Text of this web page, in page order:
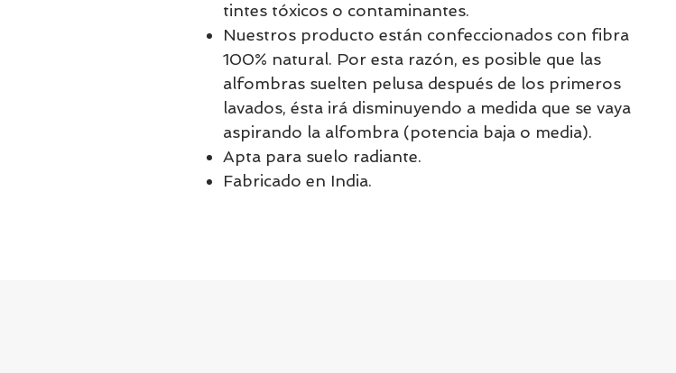
tintes tóxicos o contaminantes.
Nuestros producto están confeccionados con fibra
100% natural. Por esta razón, es posible que las
alfombras suelten pelusa después de los primeros
lavados, ésta irá disminuyendo a medida que se vaya
aspirando la alfombra (potencia baja o media).
Apta para suelo radiante.
Fabricado en India.